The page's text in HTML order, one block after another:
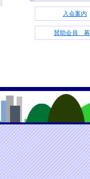
入会案内
賛助会員